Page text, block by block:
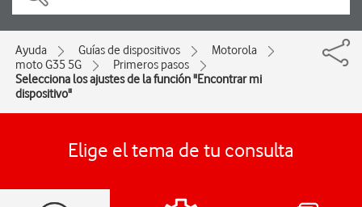
Ayuda Guías de dispositivos
Motorola
moto G35 5G
Primeros pasos
Selecciona los ajustes de la función "Encontrar mi
dispositivo"
Elige el tema de tu consulta